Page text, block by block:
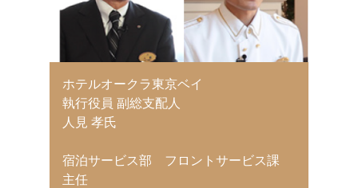
ホテルオークラ東京ベイ
執行役員 副総支配人
人見 孝氏
宿泊サービス部 フロントサービス課
主任